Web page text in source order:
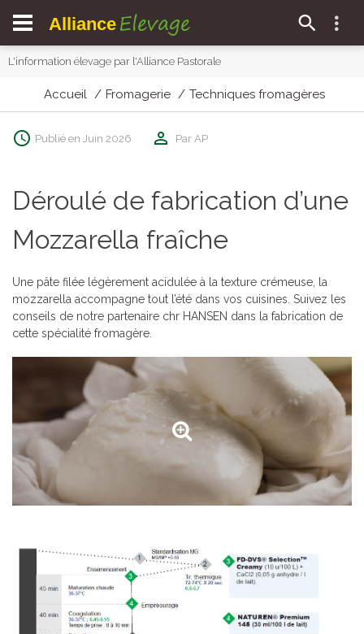
Alliance Elevage
L'information élevage par l'Alliance Pastorale
Accueil Fromagerie Techniques fromagères
Publié en Juin 2026 Par AP
Déroulé de fabrication d’une
Mozzarella fraîche
Une pâte filée légèrement acidulée à la texture crémeuse, la
mozzarella accompagne tout l’été dans vos cuisines. Suivez les
conseils de notre partenaire chr HANSEN dans la fabrication de
cette spécialité fromagère.